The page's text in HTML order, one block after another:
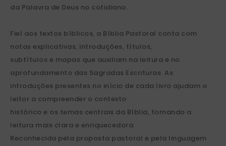
da Palavra de Deus no cotidiano.
Fiel aos textos bíblicos, a Bíblia Pastoral conta com
notas explicativas, introduções, títulos,
subtítulos e mapas que auxiliam na leitura e no
aprofundamento das Sagradas Escrituras. As
introduções presentes no início de cada livro ajudam o
leitor a compreender o contexto
histórico e os temas centrais da Bíblia, tornando a
leitura mais clara e enriquecedora.
Reconhecida pela proposta pastoral e pela linguagem